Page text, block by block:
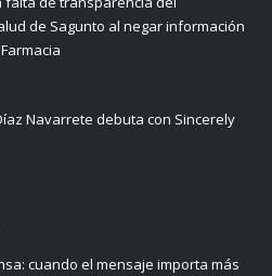
de Sagunto al negar información
Navarrete debuta con Sincerely
cuando el mensaje importa más